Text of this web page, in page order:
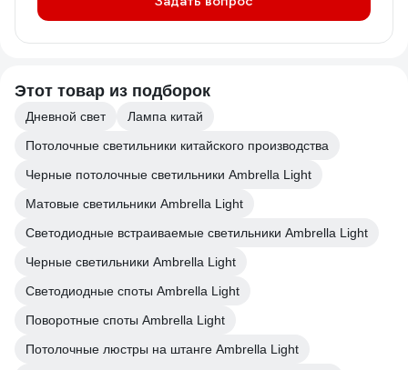
Этот товар из подборок
Дневной свет
Лампа китай
Потолочные светильники китайского производства
Черные потолочные светильники Ambrella Light
Матовые светильники Ambrella Light
Светодиодные встраиваемые светильники Ambrella Light
Черные светильники Ambrella Light
Светодиодные споты Ambrella Light
Поворотные споты Ambrella Light
Потолочные люстры на штанге Ambrella Light